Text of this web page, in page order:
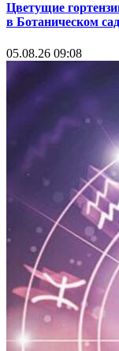
Цветущие
в Ботаническом
05.08.26 09:08